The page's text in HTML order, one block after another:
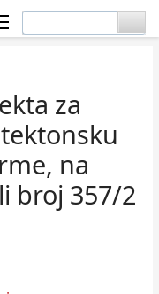
za
na
broj 357/2